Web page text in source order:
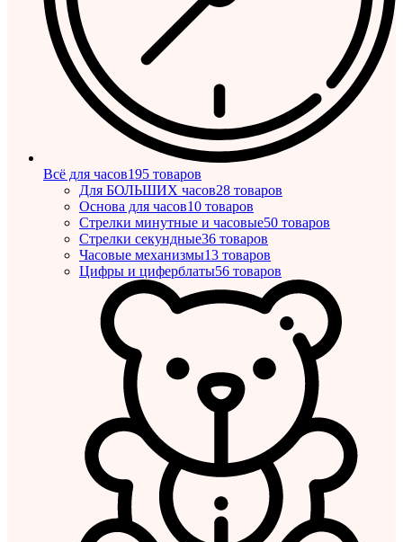
Всё для часов195 товаров
Для БОЛЬШИХ часов28 товаров
Основа для часов10 товаров
Стрелки минутные и часовые50 товаров
Стрелки секундные36 товаров
Часовые механизмы13 товаров
Цифры и циферблаты56 товаров